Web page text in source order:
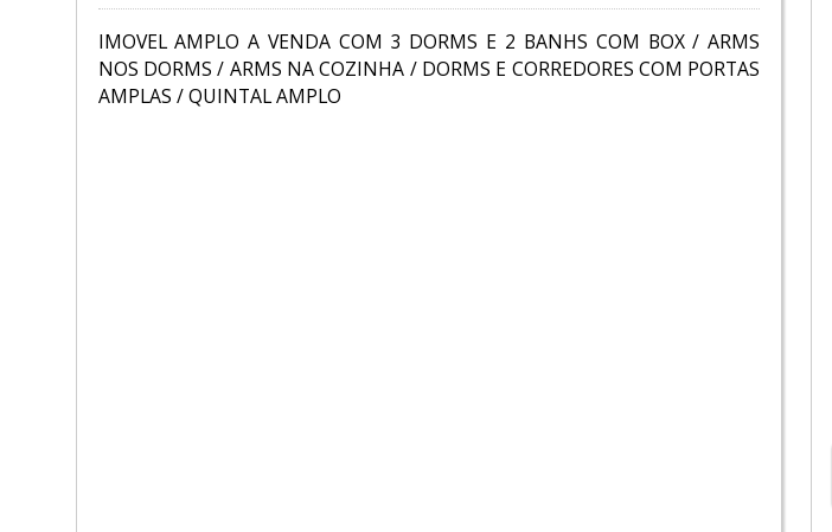
IMOVEL AMPLO A VENDA COM 3 DORMS E 2 BANHS COM BOX / ARMS
NOS DORMS / ARMS NA COZINHA / DORMS E CORREDORES COM PORTAS
AMPLAS / QUINTAL AMPLO